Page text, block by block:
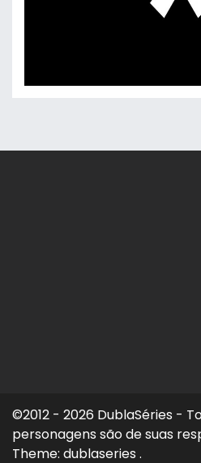
©2012 - 2026 DublaSéries -
personagens são de suas
Theme: dublaseries .